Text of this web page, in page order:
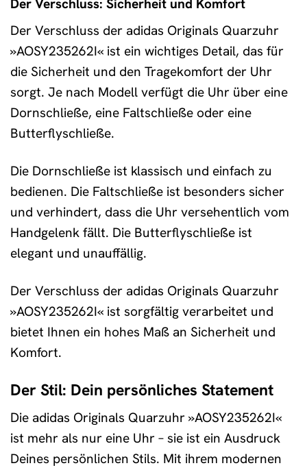
Der Verschluss: Sicherheit und Komfort
Der Verschluss der adidas Originals Quarzuhr
»AOSY235262I« ist ein wichtiges Detail, das für
die Sicherheit und den Tragekomfort der Uhr
sorgt. Je nach Modell verfügt die Uhr über eine
Dornschließe, eine Faltschließe oder eine
Butterflyschließe.
Die Dornschließe ist klassisch und einfach zu
bedienen. Die Faltschließe ist besonders sicher
und verhindert, dass die Uhr versehentlich vom
Handgelenk fällt. Die Butterflyschließe ist
elegant und unauffällig.
Der Verschluss der adidas Originals Quarzuhr
»AOSY235262I« ist sorgfältig verarbeitet und
bietet Ihnen ein hohes Maß an Sicherheit und
Komfort.
Der Stil: Dein persönliches Statement
Die adidas Originals Quarzuhr »AOSY235262I«
ist mehr als nur eine Uhr – sie ist ein Ausdruck
Deines persönlichen Stils. Mit ihrem modernen